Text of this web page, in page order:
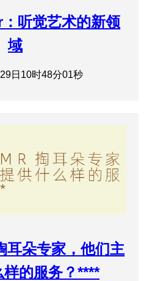
听觉艺术的新领
域
日10时48分01秒
耳朵专家，他们主
的服务？****